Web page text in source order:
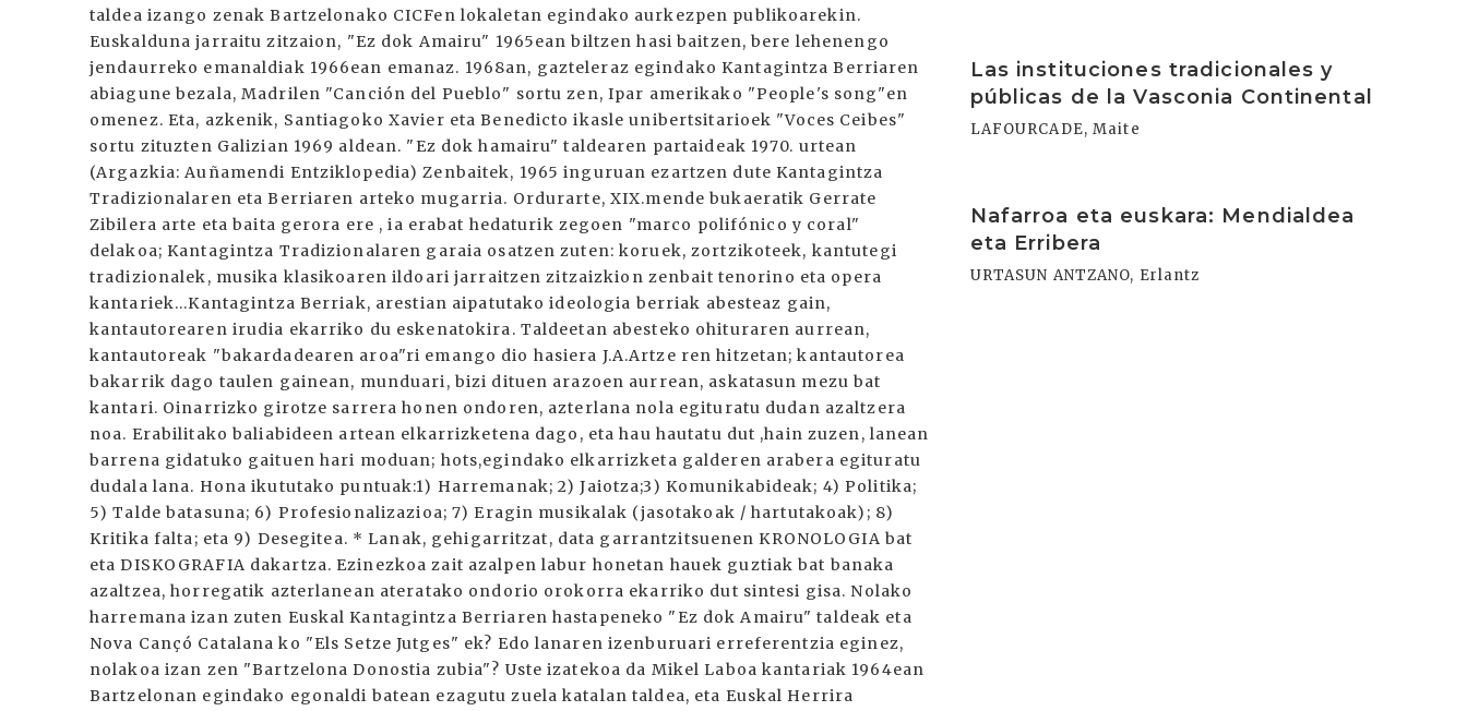
taldea izango zenak Bartzelonako CICFen lokaletan egindako aurkezpen publikoarekin.
Euskalduna jarraitu zitzaion, "Ez dok Amairu" 1965ean biltzen hasi baitzen, bere lehenengo
jendaurreko emanaldiak 1966ean emanaz. 1968an, gazteleraz egindako Kantagintza Berriaren
abiagune bezala, Madrilen "Canción del Pueblo" sortu zen, Ipar amerikako "People's song"en
omenez. Eta, azkenik, Santiagoko Xavier eta Benedicto ikasle unibertsitarioek "Voces Ceibes"
sortu zituzten Galizian 1969 aldean. "Ez dok hamairu" taldearen partaideak 1970. urtean
(Argazkia: Auñamendi Entziklopedia) Zenbaitek, 1965 inguruan ezartzen dute Kantagintza
Tradizionalaren eta Berriaren arteko mugarria. Ordurarte, XIX.mende bukaeratik Gerrate
Zibilera arte eta baita gerora ere , ia erabat hedaturik zegoen "marco polifónico y coral"
delakoa; Kantagintza Tradizionalaren garaia osatzen zuten: koruek, zortzikoteek, kantutegi
tradizionalek, musika klasikoaren ildoari jarraitzen zitzaizkion zenbait tenorino eta opera
kantariek...Kantagintza Berriak, arestian aipatutako ideologia berriak abesteaz gain,
kantautorearen irudia ekarriko du eskenatokira. Taldeetan abesteko ohituraren aurrean,
kantautoreak "bakardadearen aroa"ri emango dio hasiera J.A.Artze ren hitzetan; kantautorea
bakarrik dago taulen gainean, munduari, bizi dituen arazoen aurrean, askatasun mezu bat
kantari. Oinarrizko girotze sarrera honen ondoren, azterlana nola egituratu dudan azaltzera
noa. Erabilitako baliabideen artean elkarrizketena dago, eta hau hautatu dut ,hain zuzen, lanean
barrena gidatuko gaituen hari moduan; hots,egindako elkarrizketa galderen arabera egituratu
dudala lana. Hona ikututako puntuak:1) Harremanak; 2) Jaiotza;3) Komunikabideak; 4) Politika;
5) Talde batasuna; 6) Profesionalizazioa; 7) Eragin musikalak (jasotakoak / hartutakoak); 8)
Kritika falta; eta 9) Desegitea. * Lanak, gehigarritzat, data garrantzitsuenen KRONOLOGIA bat
eta DISKOGRAFIA dakartza. Ezinezkoa zait azalpen labur honetan hauek guztiak bat banaka
azaltzea, horregatik azterlanean ateratako ondorio orokorra ekarriko dut sintesi gisa. Nolako
harremana izan zuten Euskal Kantagintza Berriaren hastapeneko "Ez dok Amairu" taldeak eta
Nova Cançó Catalana ko "Els Setze Jutges" ek? Edo lanaren izenburuari erreferentzia eginez,
nolakoa izan zen "Bartzelona Donostia zubia"? Uste izatekoa da Mikel Laboa kantariak 1964ean
Bartzelonan egindako egonaldi batean ezagutu zuela katalan taldea, eta Euskal Herrira
Las instituciones tradicionales y
públicas de la Vasconia Continental
LAFOURCADE, Maite
Nafarroa eta euskara: Mendialdea
eta Erribera
URTASUN ANTZANO, Erlantz